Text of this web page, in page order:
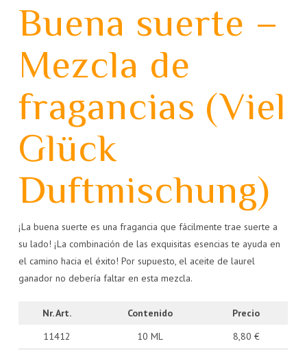
Buena suerte –
Mezcla de
fragancias (Viel
Glück
Duftmischung)
¡La buena suerte es una fragancia que fácilmente trae suerte a
su lado! ¡La combinación de las exquisitas esencias te ayuda en
el camino hacia el éxito! Por supuesto, el aceite de laurel
ganador no debería faltar en esta mezcla.
Nr. Art. Contenido
Precio
11412
10 ML
8,80 €